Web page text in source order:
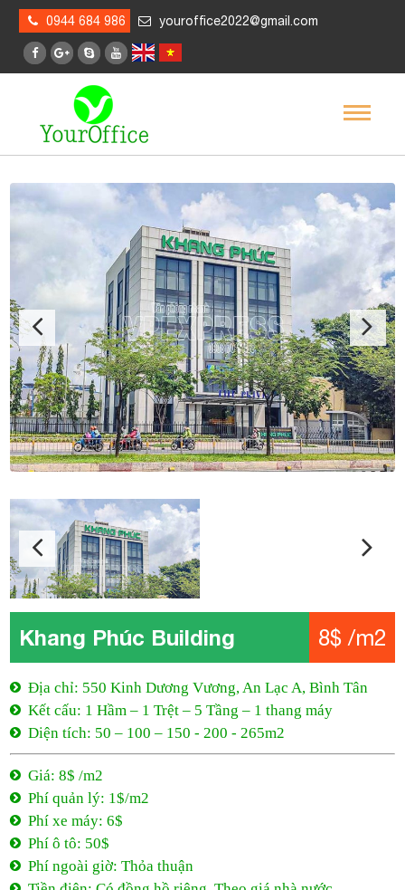
0944 684 986 youroffice2022@gmail.com
Khang Phúc Building 8$ /m2
Địa chỉ: 550 Kinh Dương Vương, An Lạc A, Bình Tân
Kết cấu: 1 Hầm – 1 Trệt – 5 Tầng – 1 thang máy
Diện tích: 50 – 100 – 150 - 200 - 265m2
Giá: 8$ /m2
Phí quản lý: 1$/m2
Phí xe máy: 6$
Phí ô tô: 50$
Phí ngoài giờ: Thỏa thuận